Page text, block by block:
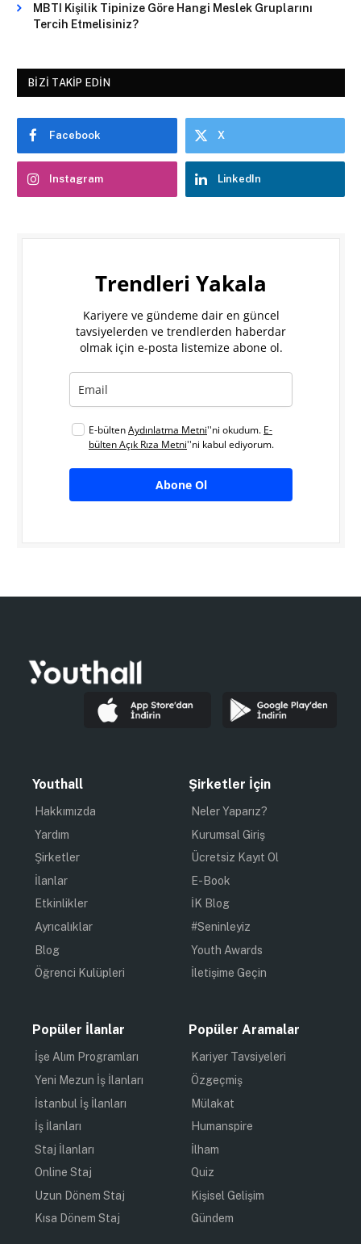
MBTI Kişilik Tipinize Göre Hangi Meslek Gruplarını
Tercih Etmelisiniz?
BIZI TAKIP EDIN
Facebook X
Instagram LinkedIn
Trendleri Yakala
Kariyere ve gündeme dair en güncel
tavsiyelerden ve trendlerden haberdar
olmak için e-posta listemize abone ol.
E-bültenAydınlatma Metni''ni okudum. E-
bülten Açık Rıza Metni''ni kabul ediyorum.
Abone Ol
Youthall
Hakkımızda
Yardım
Şirketler
İlanlar
Etkinlikler
Ayrıcalıklar
Blog
Öğrenci Kulüpleri
Şirketler İçin
Neler Yaparız?
Kurumsal Giriş
Ücretsiz Kayıt Ol
E-Book
İK Blog
#Seninleyiz
Youth Awards
İletişime Geçin
Popüler İlanlar
İşe Alım Programları
Yeni Mezun İş İlanları
İstanbul İş İlanları
İş İlanları
Staj İlanları
Online Staj
Uzun Dönem Staj
Kısa Dönem Staj
Popüler Aramalar
Kariyer Tavsiyeleri
Özgeçmiş
Mülakat
Humanspire
İlham
Quiz
Kişisel Gelişim
Gündem